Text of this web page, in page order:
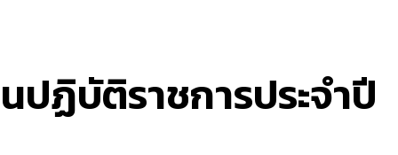
ปฏิบัติราชการประจำปี